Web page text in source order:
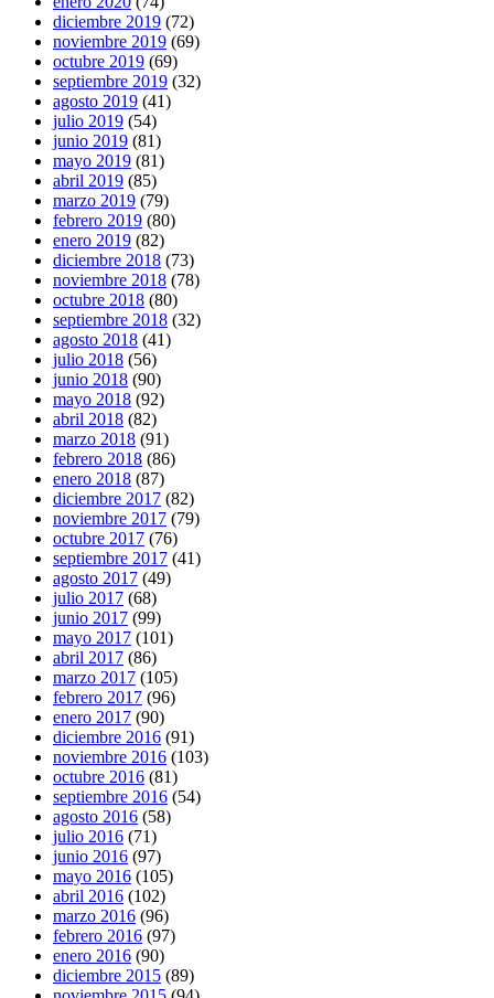
diciembre 2019 (72)
noviembre 2019 (69)
octubre 2019 (69)
septiembre 2019 (32)
agosto 2019 (41)
julio 2019 (54)
junio 2019 (81)
mayo 2019 (81)
abril 2019 (85)
marzo 2019 (79)
febrero 2019 (80)
enero 2019 (82)
diciembre 2018 (73)
noviembre 2018 (78)
octubre 2018 (80)
septiembre 2018 (32)
agosto 2018 (41)
julio 2018 (56)
junio 2018 (90)
mayo 2018 (92)
abril 2018 (82)
marzo 2018 (91)
febrero 2018 (86)
enero 2018 (87)
diciembre 2017 (82)
noviembre 2017 (79)
octubre 2017 (76)
septiembre 2017 (41)
agosto 2017 (49)
julio 2017 (68)
junio 2017 (99)
mayo 2017 (101)
abril 2017 (86)
marzo 2017 (105)
febrero 2017 (96)
enero 2017 (90)
diciembre 2016 (91)
noviembre 2016 (103)
octubre 2016 (81)
septiembre 2016 (54)
agosto 2016 (58)
julio 2016 (71)
junio 2016 (97)
mayo 2016 (105)
abril 2016 (102)
marzo 2016 (96)
febrero 2016 (97)
enero 2016 (90)
diciembre 2015 (89)